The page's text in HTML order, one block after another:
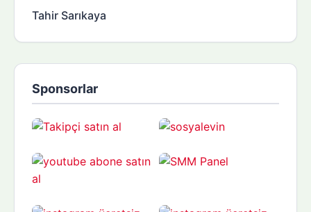
Tahir Sarıkaya
Sponsorlar